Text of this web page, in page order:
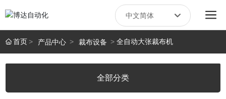
中文简体
Российская
中文简体
首页 产品中心 裁布设备 全自动大张裁布机
全部分类